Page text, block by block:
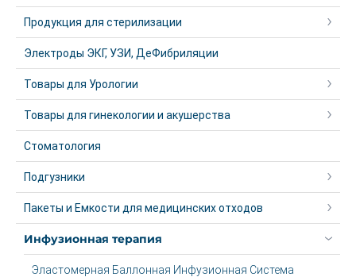
Продукция для стерилизации
Электроды ЭКГ, УЗИ, ДеФибриляции
Товары для Урологии
Товары для гинекологии и акушерства
Стоматология
Подгузники
Пакеты и Емкости для медицинских отходов
Инфузионная терапия
Эластомерная Баллонная Инфузионная Система